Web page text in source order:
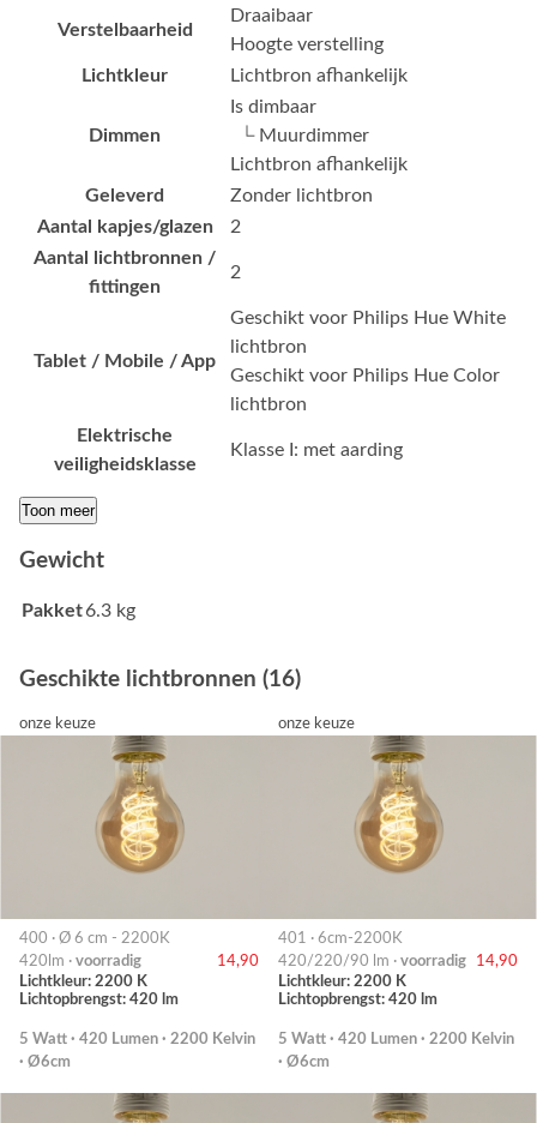
Verstelbaarheid
Draaibaar
Hoogte verstelling
Lichtkleur
Lichtbron afhankelijk
Dimmen
Is dimbaar
└ Muurdimmer
Lichtbron afhankelijk
Geleverd
Zonder lichtbron
Aantal kapjes/glazen
2
Aantal lichtbronnen /
fittingen
2
Tablet / Mobile / App
Geschikt voor Philips Hue White
lichtbron
Geschikt voor Philips Hue Color
lichtbron
Elektrische
veiligheidsklasse
Klasse I: met aarding
Toon meer
Gewicht
Pakket6.3 kg
Geschikte lichtbronnen (16)
onze keuze
400 · Ø 6 cm - 2200K
420lm · voorradig
14,90
Lichtkleur: 2200 K
Lichtopbrengst: 420 lm
5 Watt · 420 Lumen · 2200 Kelvin
· Ø6cm
onze keuze
401 · 6cm-2200K
420/220/90 lm · voorradig
14,90
Lichtkleur: 2200 K
Lichtopbrengst: 420 lm
5 Watt · 420 Lumen · 2200 Kelvin
· Ø6cm